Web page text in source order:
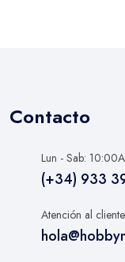
Contacto
Lun - Sab:
(+34) 933
Atención al cliente